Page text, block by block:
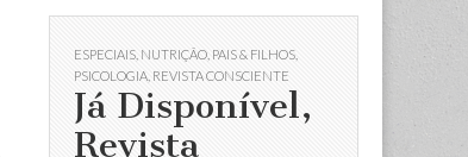
ESPECIAIS NUTRIÇÃO PAIS & FILHOS
PSICOLOGIA REVISTA CONSCIENTE
Já Disponível,
Revista